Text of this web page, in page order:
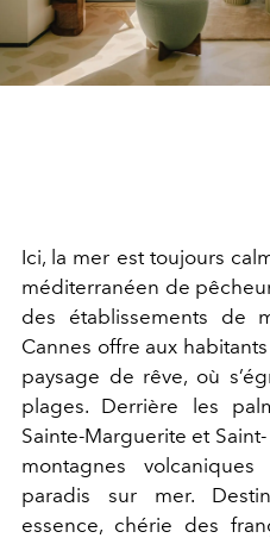
Ici, la mer est toujours
méditerranéen de
des établissements de
Cannes offre aux
paysage de rêve, où
plages. Derrière les
Sainte-Marguerite et
montagnes
paradis sur mer.
essence, chérie des